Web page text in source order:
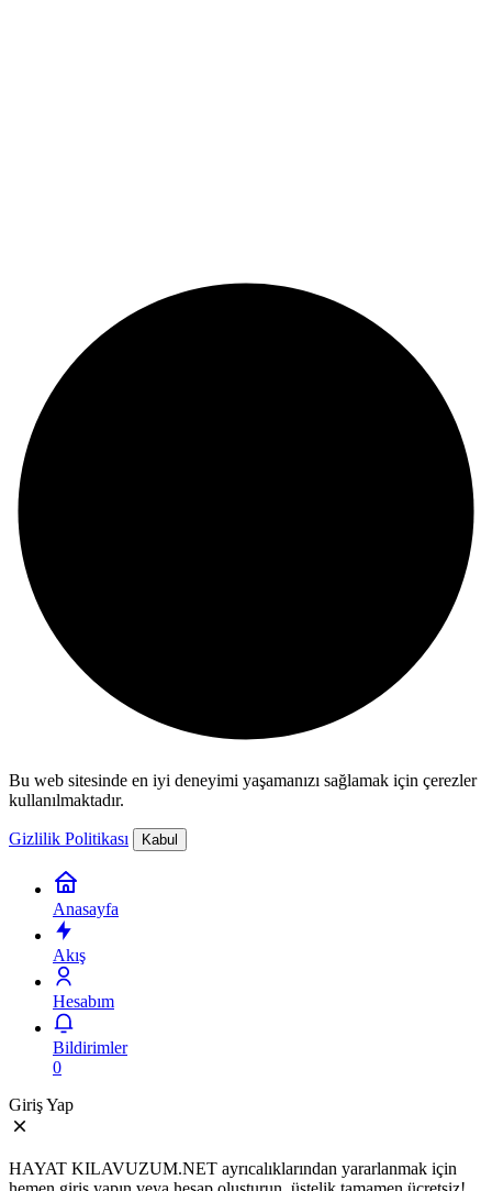
Bu web sitesinde en iyi deneyimi yaşamanızı sağlamak için çerezler
kullanılmaktadır.
Gizlilik Politikası Kabul
Anasayfa
Akış
Hesabım
Bildirimler
0
Giriş Yap
HAYAT KILAVUZUM.NET ayrıcalıklarından yararlanmak için